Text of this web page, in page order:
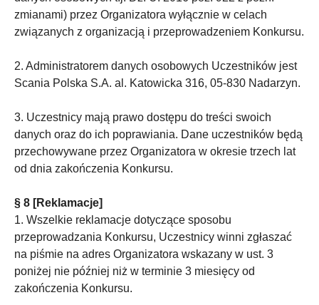
zmianami) przez Organizatora wyłącznie w celach
związanych z organizacją i przeprowadzeniem Konkursu.
2. Administratorem danych osobowych Uczestników jest
Scania Polska S.A. al. Katowicka 316, 05-830 Nadarzyn.
3. Uczestnicy mają prawo dostępu do treści swoich
danych oraz do ich poprawiania. Dane uczestników będą
przechowywane przez Organizatora w okresie trzech lat
od dnia zakończenia Konkursu.
§ 8 [Reklamacje]
1. Wszelkie reklamacje dotyczące sposobu
przeprowadzania Konkursu, Uczestnicy winni zgłaszać
na piśmie na adres Organizatora wskazany w ust. 3
poniżej nie później niż w terminie 3 miesięcy od
zakończenia Konkursu.